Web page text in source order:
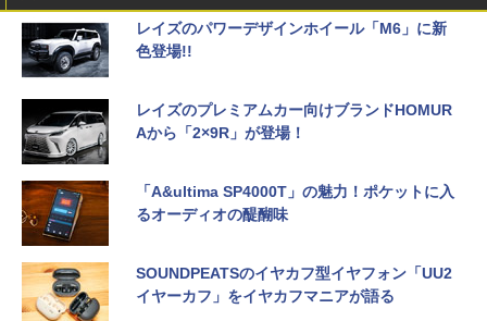
レイズのパワーデザインホイール「M6」に新
色登場!!
レイズのプレミアムカー向けブランドHOMUR
Aから「2×9R」が登場！
「A&ultima SP4000T」の魅力！ポケットに入
るオーディオの醍醐味
SOUNDPEATSのイヤカフ型イヤフォン「UU2
イヤーカフ」をイヤカフマニアが語る